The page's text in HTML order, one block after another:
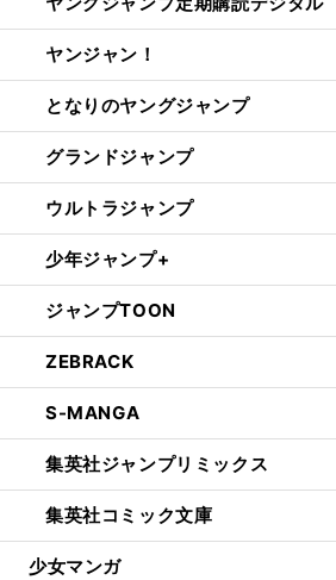
ヤンジャン！
となりのヤングジャンプ
グランドジャンプ
ウルトラジャンプ
少年ジャンプ+
ジャンプTOON
ZEBRACK
S-MANGA
集英社ジャンプリミックス
集英社コミック文庫
少女マンガ